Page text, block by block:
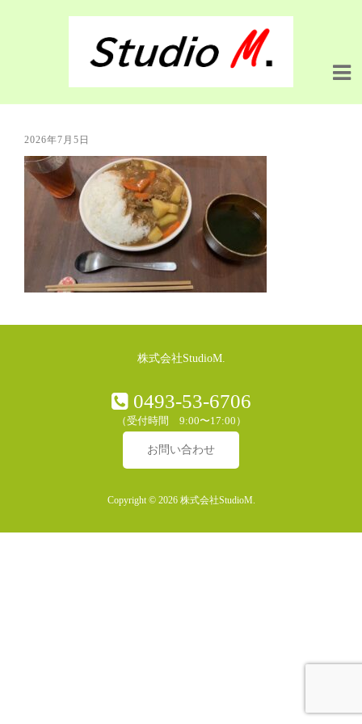
2026年7月5日
株式会社StudioM.
0493-53-6706
（受付時間 9:00〜17:00）
お問い合わせ
Copyright © 2026 株式会社StudioM.